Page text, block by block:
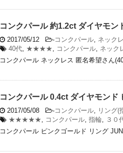
コンクパール 約1.2ct ダイヤモン
2017/05/12 -コンクパール, ネック
40代, ★★★★, コンクパール, ネック
コンクパール ネックレス 匿名希望さ
コンクパール 0.4ct ダイヤモンド
2017/05/08 -コンクパール, リング(
★★★★★, コンクパール, 指輪, ３０
コンクパール ピンクゴールド リング